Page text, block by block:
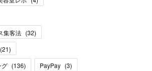
集客法 (32)
(21)
グ (136) PayPay (3)